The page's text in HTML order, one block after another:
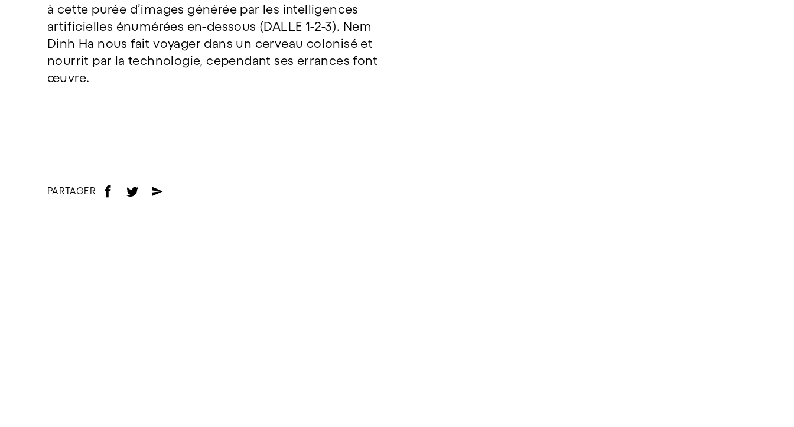
à cette purée d’images générée par les intelligences
artificielles énumérées en-dessous (DALLE 1-2-3). Nem
Dinh Ha nous fait voyager dans un cerveau colonisé et
nourrit par la technologie, cependant ses errances font
œuvre.
PARTAGER f t e